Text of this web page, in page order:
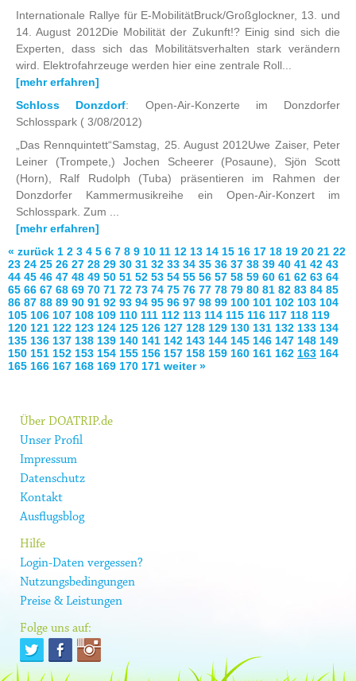
Internationale Rallye für E-MobilitätBruck/Großglockner, 13. und
14. August 2012Die Mobilität der Zukunft!? Einig sind sich die
Experten, dass sich das Mobilitätsverhalten stark verändern
wird. Elektrofahrzeuge werden hier eine zentrale Roll...
[mehr erfahren]
Schloss Donzdorf: Open-Air-Konzerte im Donzdorfer
Schlosspark ( 3/08/2012)
„Das Rennquintett“Samstag, 25. August 2012Uwe Zaiser, Peter
Leiner (Trompete,) Jochen Scheerer (Posaune), Sjön Scott
(Horn), Ralf Rudolph (Tuba) präsentieren im Rahmen der
Donzdorfer Kammermusikreihe ein Open-Air-Konzert im
Schlosspark. Zum ...
[mehr erfahren]
« zurück 1 2 3 4 5 6 7 8 9 10 11 12 13 14 15 16 17 18 19 20 21 22
23 24 25 26 27 28 29 30 31 32 33 34 35 36 37 38 39 40 41 42 43
44 45 46 47 48 49 50 51 52 53 54 55 56 57 58 59 60 61 62 63 64
65 66 67 68 69 70 71 72 73 74 75 76 77 78 79 80 81 82 83 84 85
86 87 88 89 90 91 92 93 94 95 96 97 98 99 100 101 102 103 104
105 106 107 108 109 110 111 112 113 114 115 116 117 118 119
120 121 122 123 124 125 126 127 128 129 130 131 132 133 134
135 136 137 138 139 140 141 142 143 144 145 146 147 148 149
150 151 152 153 154 155 156 157 158 159 160 161 162 163 164
165 166 167 168 169 170 171 weiter »
Über DOATRIP.de
Unser Profil
Impressum
Datenschutz
Kontakt
Ausflugsblog
Hilfe
Login-Daten vergessen?
Nutzungsbedingungen
Preise & Leistungen
Folge uns auf: